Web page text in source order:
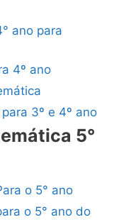
ano para
4º ano
3º e 4º ano
5°
o 5° ano
o 5° ano do